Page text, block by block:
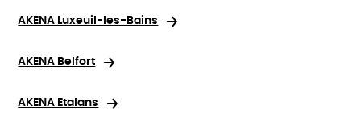
AKENA Luxeuil-les-Bains
AKENA Belfort
AKENA Etalans